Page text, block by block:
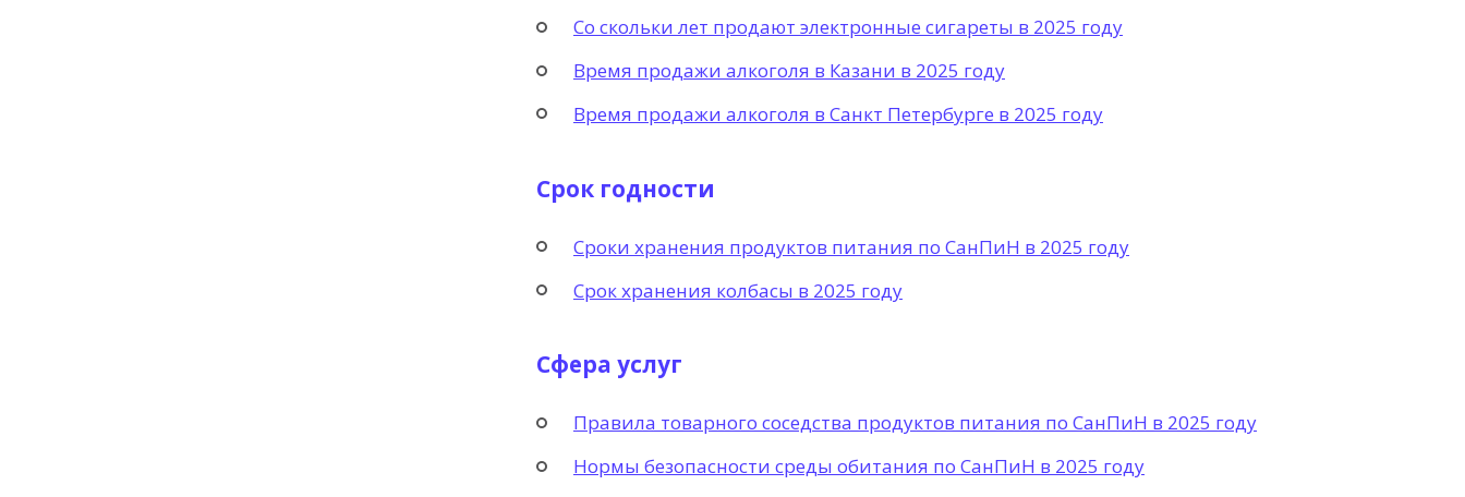
Со скольки лет продают электронные сигареты в 2025 году
Время продажи алкоголя в Казани в 2025 году
Время продажи алкоголя в Санкт Петербурге в 2025 году
Срок годности
Сроки хранения продуктов питания по СанПиН в 2025 году
Срок хранения колбасы в 2025 году
Сфера услуг
Правила товарного соседства продуктов питания по СанПиН в 2025 году
Нормы безопасности среды обитания по СанПиН в 2025 году